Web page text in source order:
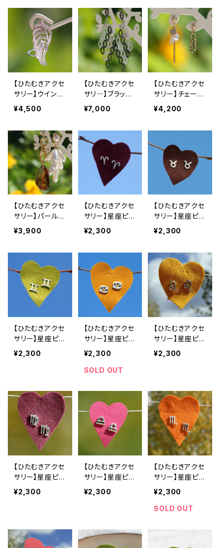
【ひたむきアクセ
サリー】ウイング
イヤークリップピ
アス
¥4,500
【ひたむきアクセ
サリ―】ブラック
サファイアピアス
¥7,000
【ひたむきアクセ
サリー】チェーン
パールピアス
¥4,200
【ひたむきアクセ
サリー】パール&
ストーンピアス
¥3,900
【ひたむきアクセ
サリー】星座ピア
ス（牡羊座）
¥2,300
【ひたむきアクセ
サリー】星座ピア
ス（牡牛座）
¥2,300
【ひたむきアクセ
サリー】星座ピア
ス（双子座）
¥2,300
【ひたむきアクセ
サリー】星座ピア
ス（蟹座）
¥2,300
SOLD OUT
【ひたむきアクセ
サリー】星座ピア
ス（獅子座）
¥2,300
【ひたむきアクセ
サリー】星座ピア
ス（乙女座）
¥2,300
【ひたむきアクセ
サリー】星座ピア
ス（天秤座）
¥2,300
【ひたむきアクセ
サリー】星座ピア
ス（蠍座）
¥2,300
SOLD OUT